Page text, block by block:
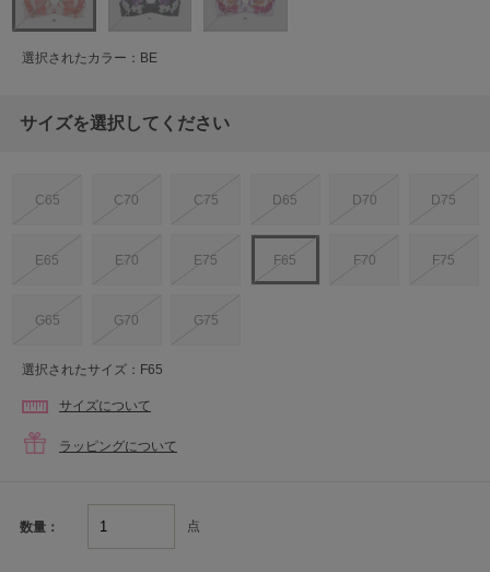
選択されたカラー：BE
サイズを選択してください
C65 C70 C75 D65 D70 D75
E65 E70 E75 F65 F70 F75
G65 G70 G75
選択されたサイズ：F65
サイズについて
ラッピングについて
数量： 点